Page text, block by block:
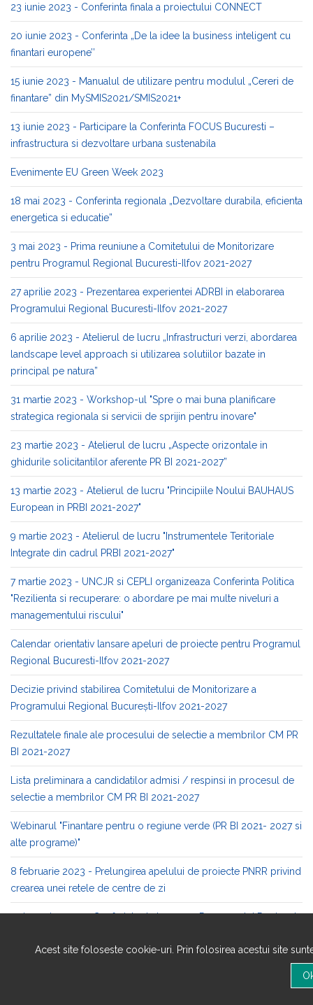
23 iunie 2023 - Conferinta finala a proiectului CONNECT
20 iunie 2023 - Conferinta „De la idee la business inteligent cu
finantari europene’’
15 iunie 2023 - Manualul de utilizare pentru modulul „Cereri de
finantare” din MySMIS2021/SMIS2021+
13 iunie 2023 - Participare la Conferinta FOCUS Bucuresti –
infrastructura si dezvoltare urbana sustenabila
Evenimente EU Green Week 2023
18 mai 2023 - Conferinta regionala „Dezvoltare durabila, eficienta
energetica si educatie”
3 mai 2023 - Prima reuniune a Comitetului de Monitorizare
pentru Programul Regional Bucuresti-Ilfov 2021-2027
27 aprilie 2023 - Prezentarea experientei ADRBI in elaborarea
Programului Regional Bucuresti-Ilfov 2021-2027
6 aprilie 2023 - Atelierul de lucru „Infrastructuri verzi, abordarea
landscape level approach si utilizarea solutiilor bazate in
principal pe natura”
31 martie 2023 - Workshop-ul "Spre o mai buna planificare
strategica regionala si servicii de sprijin pentru inovare"
23 martie 2023 - Atelierul de lucru „Aspecte orizontale in
ghidurile solicitantilor aferente PR BI 2021-2027”
13 martie 2023 - Atelierul de lucru "Principiile Noului BAUHAUS
European in PRBI 2021-2027"
9 martie 2023 - Atelierul de lucru "Instrumentele Teritoriale
Integrate din cadrul PRBI 2021-2027"
7 martie 2023 - UNCJR si CEPLI organizeaza Conferinta Politica
"Rezilienta si recuperare: o abordare pe mai multe niveluri a
managementului riscului"
Calendar orientativ lansare apeluri de proiecte pentru Programul
Regional Bucuresti-Ilfov 2021-2027
Decizie privind stabilirea Comitetului de Monitorizare a
Programului Regional București-Ilfov 2021-2027
Rezultatele finale ale procesului de selectie a membrilor CM PR
BI 2021-2027
Lista preliminara a candidatilor admisi / respinsi in procesul de
selectie a membrilor CM PR BI 2021-2027
Webinarul "Finantare pentru o regiune verde (PR BI 2021- 2027 si
alte programe)"
8 februarie 2023 - Prelungirea apelului de proiecte PNRR privind
crearea unei retele de centre de zi
31 ianuarie 2023 - Conferinta de lansare a Programului Regional
Acest site foloseste cookie-uri. Prin folosirea acestui site